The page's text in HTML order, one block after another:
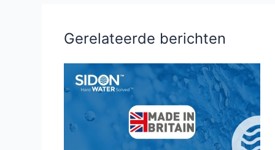
Gerelateerde berichten